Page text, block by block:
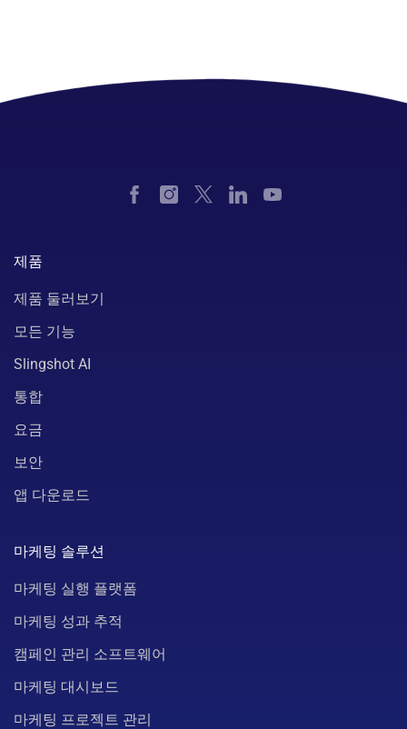
제품
제품 둘러보기
모든 기능
Slingshot AI
통합
요금
보안
앱 다운로드
마케팅 솔루션
마케팅 실행 플랫폼
마케팅 성과 추적
캠페인 관리 소프트웨어
마케팅 대시보드
마케팅 프로젝트 관리